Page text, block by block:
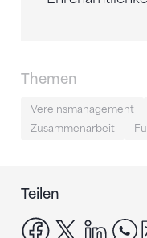
Themen
Vereinsmanagement
Zusammenarbeit
Teilen
facebook
x